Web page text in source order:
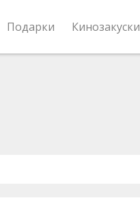
Подарки Кинозакуски